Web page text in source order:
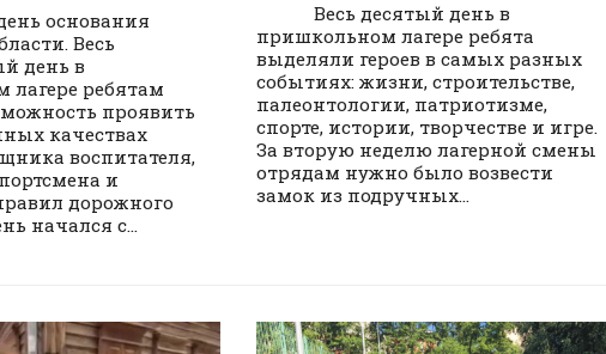
основания
Весь
день в
ребятам
проявить
качествах
воспитателя,
и
дорожного
начался с...
Весь десятый день в
пришкольном лагере ребята
выделяли героев в самых разных
событиях: жизни, строительстве,
палеонтологии, патриотизме,
спорте, истории, творчестве и игре.
За вторую неделю лагерной смены
отрядам нужно было возвести
замок из подручных...